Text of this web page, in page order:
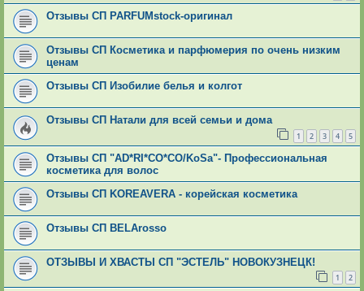
Отзывы СП PARFUMstock-оригинал
Отзывы СП Косметика и парфюмерия по очень низким
ценам
Отзывы СП Изобилие белья и колгот
Отзывы СП Натали для всей семьи и дома
1 2 3 4 5
Отзывы СП "AD*RI*CO*CO/KoSa"- Профессиональная
косметика для волос
Отзывы СП KOREAVERA - корейская косметика
Отзывы СП ВЕLАrosso
ОТЗЫВЫ И ХВАСТЫ СП "ЭСТЕЛЬ" НОВОКУЗНЕЦК!
1 2